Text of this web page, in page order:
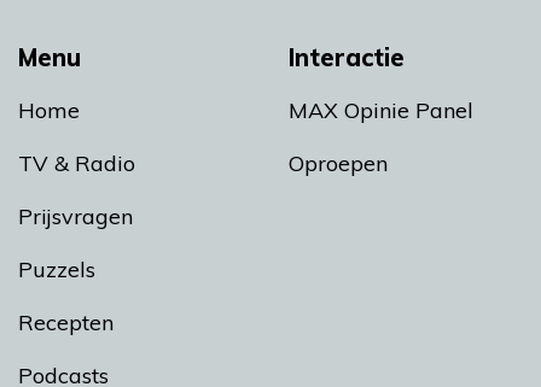
Menu
Home
TV & Radio
Prijsvragen
Puzzels
Recepten
Podcasts
Interactie
MAX Opinie Panel
Oproepen